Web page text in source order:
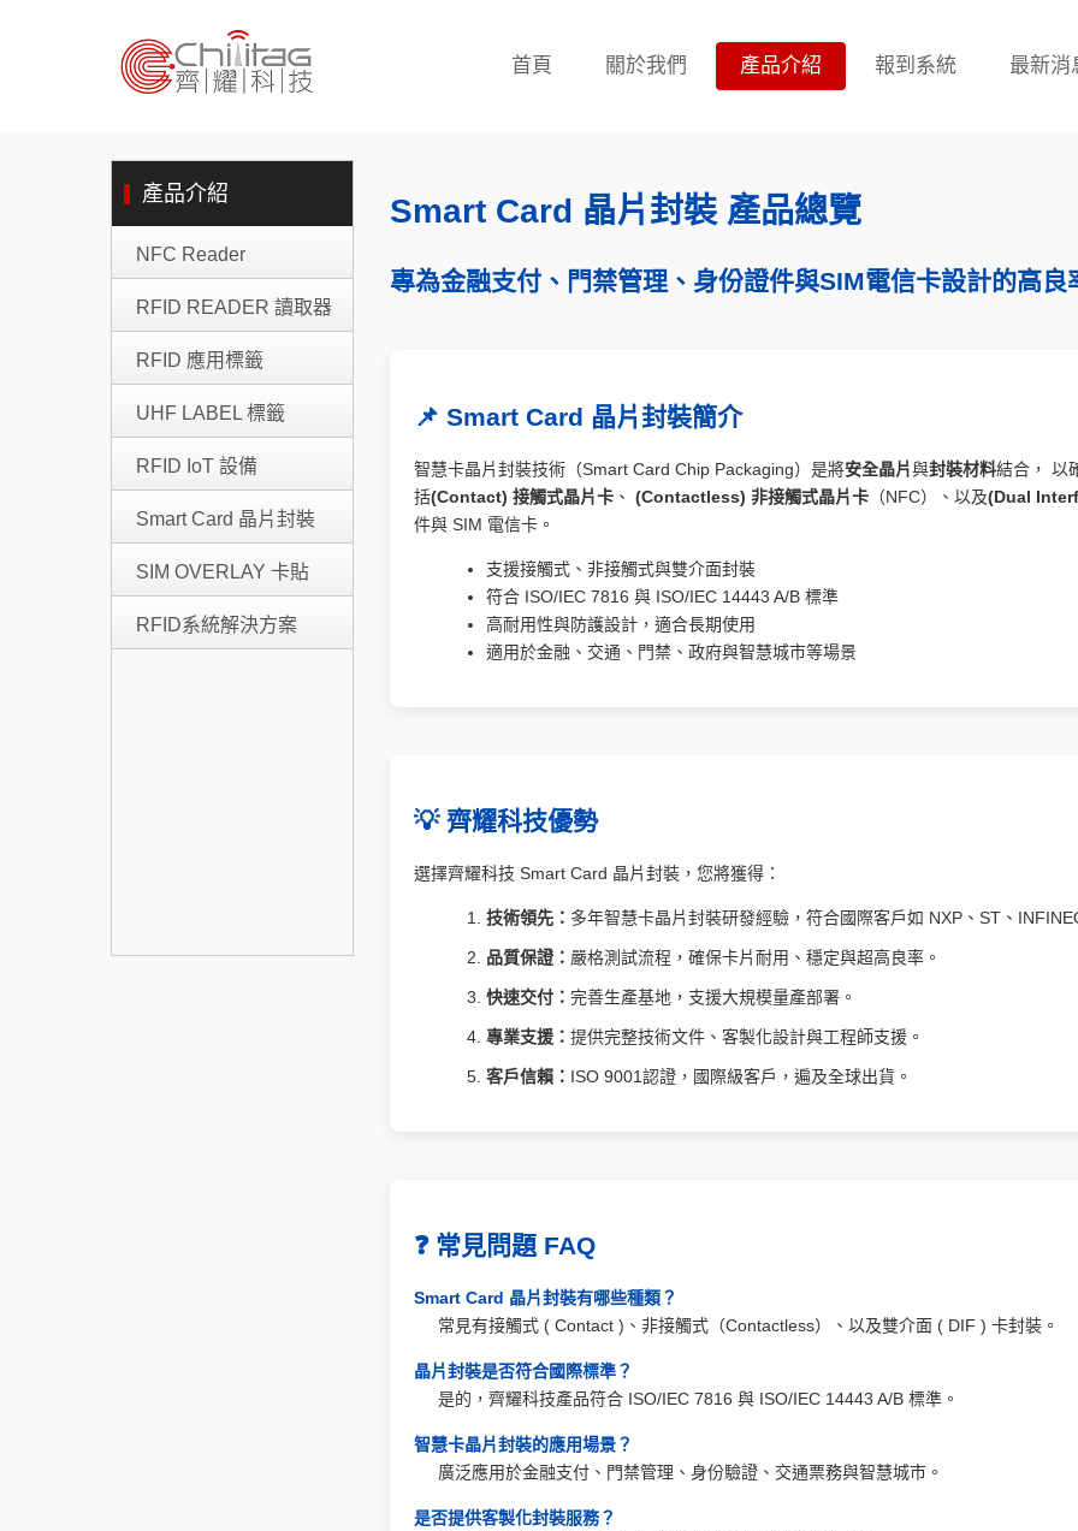
首頁 關於我們 產品介紹 報到系統 最新消
產品介紹
NFC Reader
RFID READER 讀取器
RFID 應用標籤
UHF LABEL 標籤
RFID IoT 設備
Smart Card 晶片封裝
SIM OVERLAY 卡貼
RFID系統解決方案
Smart Card 晶片封裝 產品總覽
專為金融支付、門禁管理、身份證件與SIM電信卡設計的高良
📌 Smart Card 晶片封裝簡介
智慧卡晶片封裝技術（Smart Card Chip Packaging）是將安全晶片與封裝材料結合， 以
括(Contact) 接觸式晶片卡 、 (Contactless) 非接觸式晶片卡 （NFC）、以及(Dual
件與 SIM 電信卡。
支援接觸式、非接觸式與雙介面封裝
符合 ISO/IEC 7816 與 ISO/IEC 14443 A/B 標準
高耐用性與防護設計，適合長期使用
適用於金融、交通、門禁、政府與智慧城市等場景
💡 齊耀科技優勢
選擇齊耀科技 Smart Card 晶片封裝，您將獲得：
技術領先： 多年智慧卡晶片封裝研發經驗，符合國際客戶如 NXP、ST、
品質保證： 嚴格測試流程，確保卡片耐用、穩定與超高良率。
快速交付： 完善生產基地，支援大規模量產部署。
專業支援： 提供完整技術文件、客製化設計與工程師支援。
客戶信賴： ISO 9001認證，國際級客戶，遍及全球出貨。
❓ 常見問題 FAQ
Smart Card 晶片封裝有哪些種類？
常見有接觸式 ( Contact )、非接觸式（Contactless）、以及雙介面 ( DIF ) 卡封裝。
晶片封裝是否符合國際標準？
是的，齊耀科技產品符合 ISO/IEC 7816 與 ISO/IEC 14443 A/B 標準。
智慧卡晶片封裝的應用場景？
廣泛應用於金融支付、門禁管理、身份驗證、交通票務與智慧城市。
是否提供客製化封裝服務？